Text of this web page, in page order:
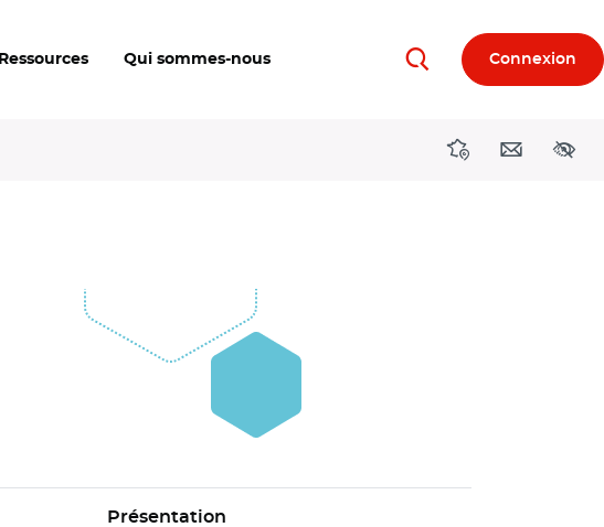
Ressources Qui sommes-nous RechercherConnexion
DirectionsContact
Présentation